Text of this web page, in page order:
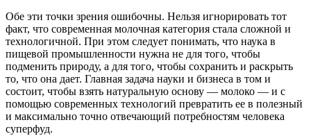
Обе эти точки зрения ошибочны. Нельзя игнорировать тот
факт, что современная молочная категория стала сложной и
технологичной. При этом следует понимать, что наука в
пищевой промышленности нужна не для того, чтобы
подменить природу, а для того, чтобы сохранить и раскрыть
то, что она дает. Главная задача науки и бизнеса в том и
состоит, чтобы взять натуральную основу — молоко — и с
помощью современных технологий превратить ее в полезный
и максимально точно отвечающий потребностям человека
суперфуд.